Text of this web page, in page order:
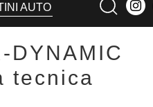
AUTO
DYNAMIC
tecnica